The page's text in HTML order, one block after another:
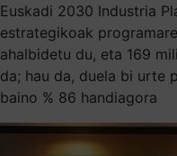
Euskadi 2030 Industria
estrategikoak
ahalbidetu du, eta 169
da; hau da, duela bi urte
baino % 86 handiagora